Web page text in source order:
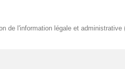
de l'information légale et administrative